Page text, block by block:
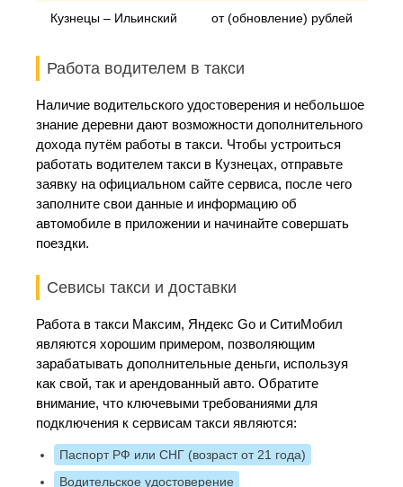
Кузнецы – Ильинский от (обновление) рублей
Работа водителем в такси
Наличие водительского удостоверения и небольшое
знание деревни дают возможности дополнительного
дохода путём работы в такси. Чтобы устроиться
работать водителем такси в Кузнецах, отправьте
заявку на официальном сайте сервиса, после чего
заполните свои данные и информацию об
автомобиле в приложении и начинайте совершать
поездки.
Севисы такси и доставки
Работа в такси Максим, Яндекс Go и СитиМобил
являются хорошим примером, позволяющим
зарабатывать дополнительные деньги, используя
как свой, так и арендованный авто. Обратите
внимание, что ключевыми требованиями для
подключения к сервисам такси являются:
Паспорт РФ или СНГ (возраст от 21 года)
Водительское удостоверение